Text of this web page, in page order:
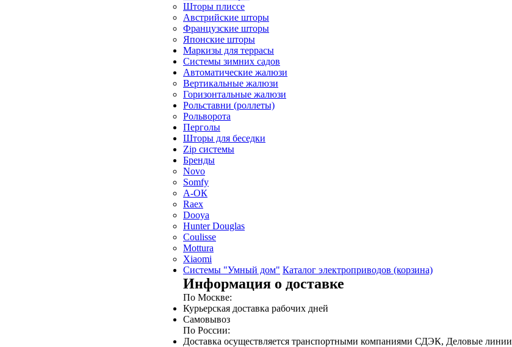
Шторы плиссе
Австрийские шторы
Французские шторы
Японские шторы
Маркизы для террасы
Системы зимних садов
Автоматические жалюзи
Вертикальные жалюзи
Горизонтальные жалюзи
Рольставни (роллеты)
Рольворота
Перголы
Шторы для беседки
Zip системы
Бренды
Novo
Somfy
А-ОК
Raex
Dooya
Hunter Douglas
Coulisse
Mottura
Xiaomi
Системы "Умный дом" Каталог электроприводов (корзина)
Информация о доставке
По Москве:
Курьерская доставка рабочих дней
Самовывоз
По России:
Доставка осуществляется транспортными компаниями СДЭК, Деловые линии